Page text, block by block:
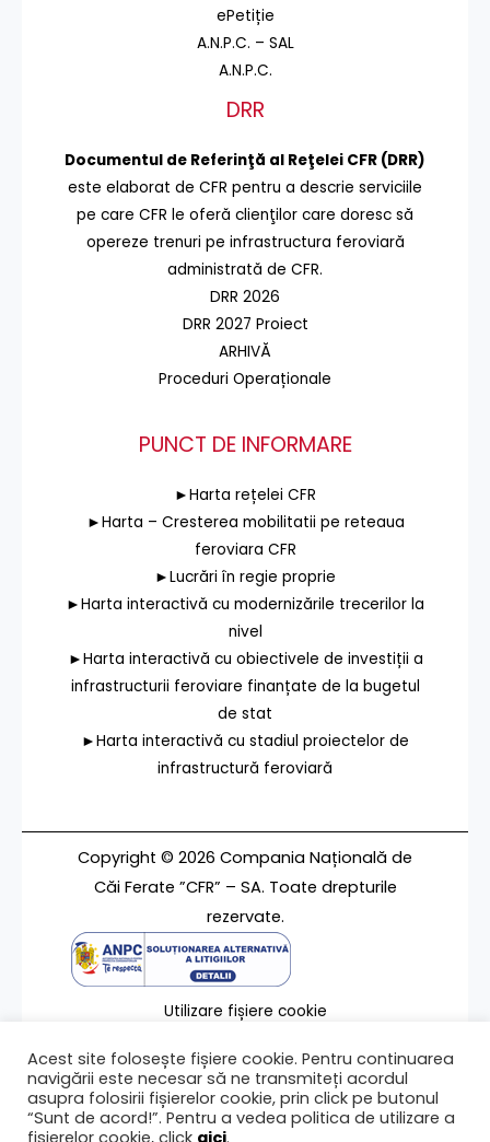
ePetiție
A.N.P.C. – SAL
A.N.P.C.
DRR
Documentul de Referinţă al Reţelei CFR (DRR)
este elaborat de CFR pentru a descrie serviciile
pe care CFR le oferă clienţilor care doresc să
opereze trenuri pe infrastructura feroviară
administrată de CFR.
DRR 2026
DRR 2027 Proiect
ARHIVĂ
Proceduri Operaționale
PUNCT DE INFORMARE
►Harta rețelei CFR
►Harta – Cresterea mobilitatii pe reteaua
feroviara CFR
►Lucrări în regie proprie
►Harta interactivă cu modernizările trecerilor la
nivel
►Harta interactivă cu obiectivele de investiții a
infrastructurii feroviare finanțate de la bugetul
de stat
►Harta interactivă cu stadiul proiectelor de
infrastructură feroviară
Copyright © 2026 Compania Națională de
Căi Ferate ”CFR” – SA. Toate drepturile
rezervate.
Utilizare fișiere cookie
Contact
Acest site folosește fișiere cookie. Pentru continuarea
navigării este necesar să ne transmiteți acordul
asupra folosirii fișierelor cookie, prin click pe butonul
“Sunt de acord!”. Pentru a vedea politica de utilizare a
fișierelor cookie, click aici.